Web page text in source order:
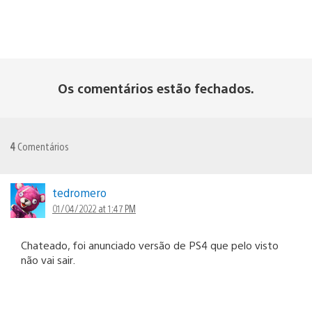
Os comentários estão fechados.
4 Comentários
tedromero
01/04/2022 at 1:47 PM
Chateado, foi anunciado versão de PS4 que pelo visto
não vai sair.